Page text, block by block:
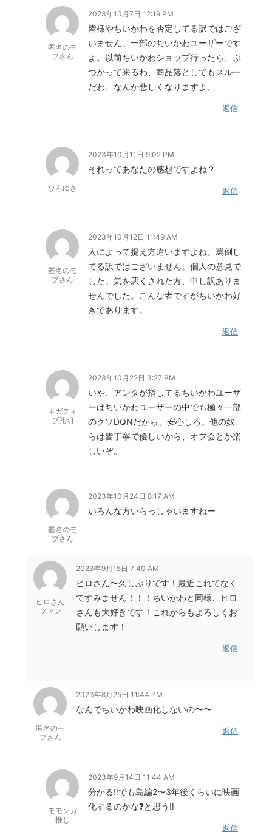
匿名のモ
ブさん
2023年10月7日 12:19 PM
皆様やちいかわを否定してる訳ではござ
いません。一部のちいかわユーザーです
よ。以前ちいかわショップ行ったら、ぶ
つかって来るわ、商品落としてもスルー
だわ、なんか悲しくなりますよ。
返信
ひろゆき
2023年10月11日 9:02 PM
それってあなたの感想ですよね？
返信
匿名のモ
ブさん
2023年10月12日 11:49 AM
人によって捉え方違いますよね。罵倒し
てる訳ではございません。個人の意見で
した。気を悪くされた方、申し訳ありま
せんでした。こんな者ですがちいかわ好
きであります。
返信
ネガティ
ブ孔明
2023年10月22日 3:27 PM
いや、アンタが指してるちいかわユーザ
ーはちいかわユーザーの中でも極々一部
のクソDQNだから、安心しろ。他の奴
らは皆丁寧で優しいから、オフ会とか楽
しいぞ。
匿名のモ
ブさん
2023年10月24日 8:17 AM
いろんな方いらっしゃいますねー
ヒロさん
ファン
2023年9月15日 7:40 AM
ヒロさん〜久しぶりです！最近これてなく
てすみません！！！ちいかわと同様、ヒロ
さんも大好きです！これからもよろしくお
願いします！
返信
匿名のモ
ブさん
2023年8月25日 11:44 PM
なんでちいかわ映画化しないの〜〜
返信
モモンガ
推し
2023年9月14日 11:44 AM
分かる‼️でも島編2〜3年後くらいに映画
化するのかな❓と思う‼️
返信